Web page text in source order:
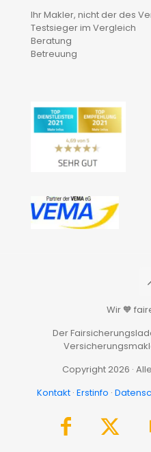
Ihr Makler, nicht der des
Testsieger im Vergleich
Beratung
Betreuung
Wir 🧡
Der
Copyright 2026 ·
Kontakt · Erstinfo ·